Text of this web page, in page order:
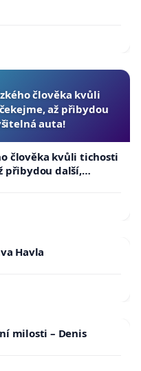
člověka kvůli
až přibydou
auta!
člověka kvůli tichosti
přibydou další,
Havla
milosti – Denis